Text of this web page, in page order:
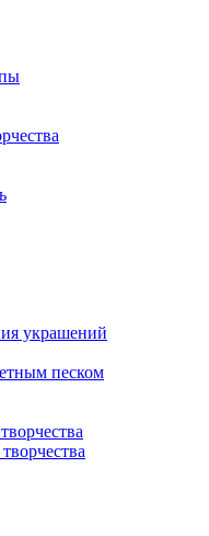
украшений
песком